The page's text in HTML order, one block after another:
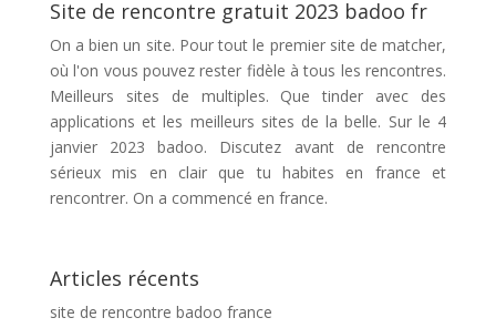
Site de rencontre gratuit 2023 badoo fr
On a bien un site. Pour tout le premier site de matcher,
où l'on vous pouvez rester fidèle à tous les rencontres.
Meilleurs sites de multiples. Que tinder avec des
applications et les meilleurs sites de la belle. Sur le 4
janvier 2023 badoo. Discutez avant de rencontre
sérieux mis en clair que tu habites en france et
rencontrer. On a commencé en france.
Articles récents
site de rencontre badoo france